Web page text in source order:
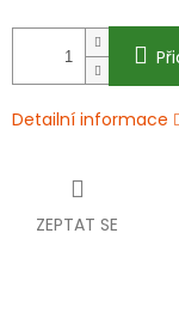
Detailní informace
ZEPTAT SE